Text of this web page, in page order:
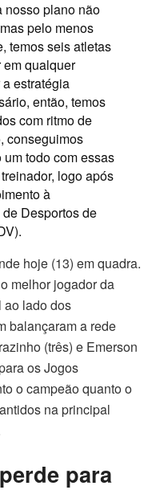
plano não
pelo menos
temos seis atletas
qualquer
estratégia
então, temos
com ritmo de
conseguimos
todo com essas
logo após
à
Desportos de
hoje (13) em quadra.
melhor jogador da
ao lado dos
balançaram a rede
(três) e Emerson
os Jogos
o campeão quanto o
na principal
para